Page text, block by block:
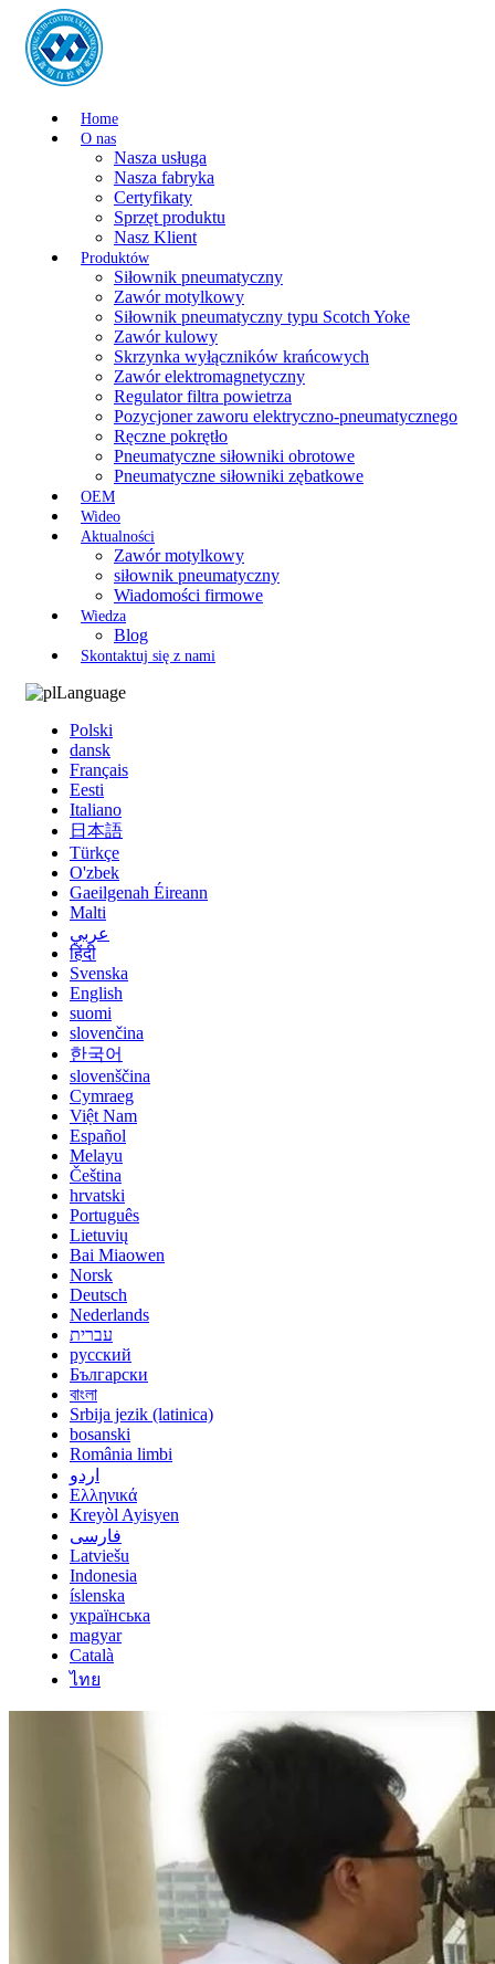
Home
O nas
Nasza usługa
Nasza fabryka
Certyfikaty
Sprzęt produktu
Nasz Klient
Produktów
Siłownik pneumatyczny
Zawór motylkowy
Siłownik pneumatyczny typu Scotch Yoke
Zawór kulowy
Skrzynka wyłączników krańcowych
Zawór elektromagnetyczny
Regulator filtra powietrza
Pozycjoner zaworu elektryczno-pneumatycznego
Ręczne pokrętło
Pneumatyczne siłowniki obrotowe
Pneumatyczne siłowniki zębatkowe
OEM
Wideo
Aktualności
Zawór motylkowy
siłownik pneumatyczny
Wiadomości firmowe
Wiedza
Blog
Skontaktuj się z nami
Language
Polski
dansk
Français
Eesti
Italiano
日本語
Türkçe
O'zbek
Gaeilgenah Éireann
Malti
عربي
हिंदी
Svenska
English
suomi
slovenčina
한국어
slovenščina
Cymraeg
Việt Nam
Español
Melayu
Čeština
hrvatski
Português
Lietuvių
Bai Miaowen
Norsk
Deutsch
Nederlands
עברית
русский
Български
বাংলা
Srbija jezik (latinica)
bosanski
România limbi
اردو
Ελληνικά
Kreyòl Ayisyen
فارسی
Latviešu
Indonesia
íslenska
українська
magyar
Català
ไทย